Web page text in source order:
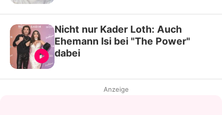
Nicht nur Kader Loth: Auch
Ehemann Isi bei "The Power"
dabei
Anzeige